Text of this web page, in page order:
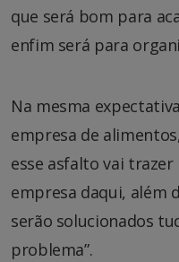
que será bom para
enfim será para
Na mesma
empresa de
esse asfalto vai
empresa daqui, além
serão solucionados
problema”.